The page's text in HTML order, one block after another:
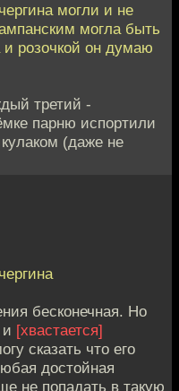
могли и не
могла быть
и розочкой он думаю
третий -
парню испортили
(даже не
бесконечная. Но
[хвастается]
сказать что его
достойная
не попадать в такую